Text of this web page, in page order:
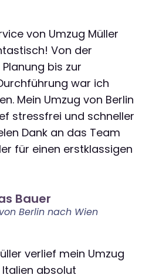
von Umzug Müller
Von der
bis zur
war ich
Mein Umzug von Berlin
stressfrei und schneller
Dank an das Team
für einen erstklassigen
Bauer
Berlin nach Wien
verlief mein Umzug
absolut